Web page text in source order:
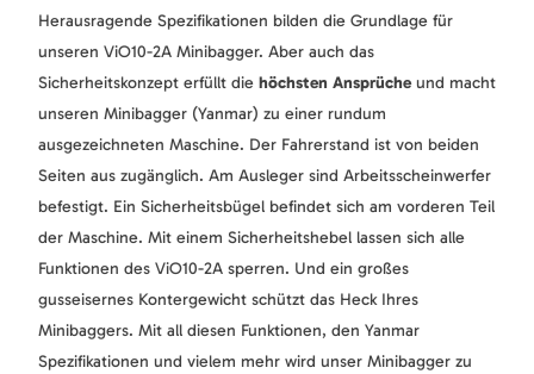
Herausragende Spezifikationen bilden die Grundlage für
unseren ViO10-2A Minibagger. Aber auch das
Sicherheitskonzept erfüllt die höchsten Ansprücheund macht
unseren Minibagger (Yanmar) zu einer rundum
ausgezeichneten Maschine. Der Fahrerstand ist von beiden
Seiten aus zugänglich. Am Ausleger sind Arbeitsscheinwerfer
befestigt. Ein Sicherheitsbügel befindet sich am vorderen Teil
der Maschine. Mit einem Sicherheitshebel lassen sich alle
Funktionen des ViO10-2A sperren. Und ein großes
gusseisernes Kontergewicht schützt das Heck Ihres
Minibaggers. Mit all diesen Funktionen, den Yanmar
Spezifikationen und vielem mehr wird unser Minibagger zu